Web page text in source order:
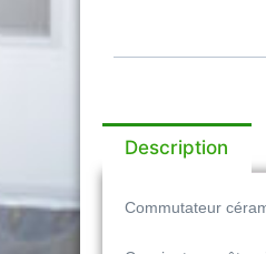
Description
Commutateur